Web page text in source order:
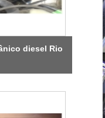
diesel Rio